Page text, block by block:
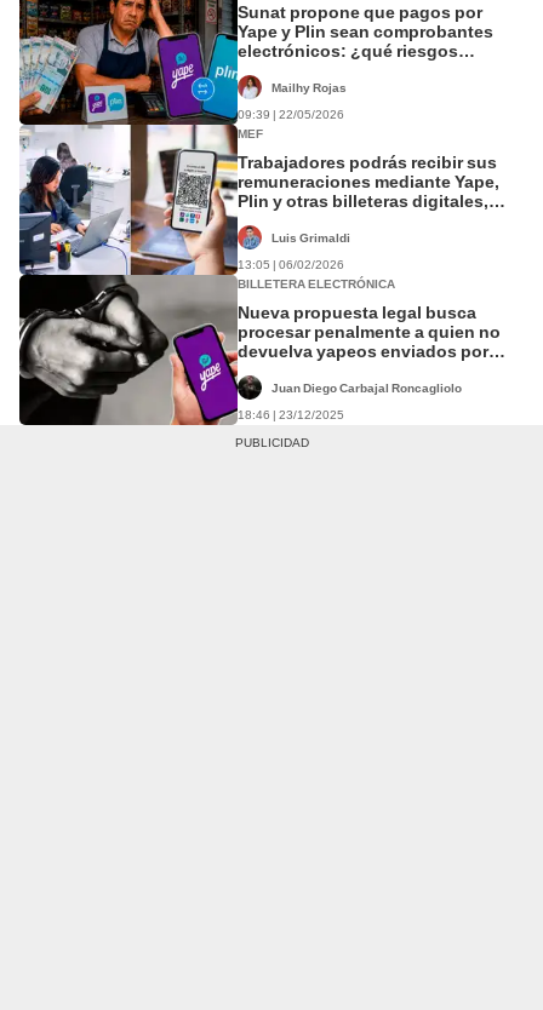
Sunat propone que pagos por
Yape y Plin sean comprobantes
electrónicos: ¿qué riesgos
Mailhy Rojas
09:39 | 22/05/2026
MEF
Trabajadores podrás recibir sus
remuneraciones mediante Yape,
Plin y otras billeteras digitales,
Luis Grimaldi
13:05 | 06/02/2026
BILLETERA ELECTRÓNICA
Nueva propuesta legal busca
procesar penalmente a quien no
devuelva yapeos enviados por
Juan Diego Carbajal Roncagliolo
18:46 | 23/12/2025